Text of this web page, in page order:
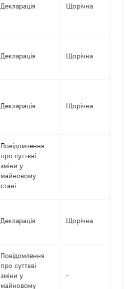
Декларація Щорічна
Декларація Щорічна
Декларація Щорічна
Повідомлення
про суттєві
зміни y
майновому
стані
-
Декларація Щорічна
Повідомлення
про суттєві
зміни y
майновому
-